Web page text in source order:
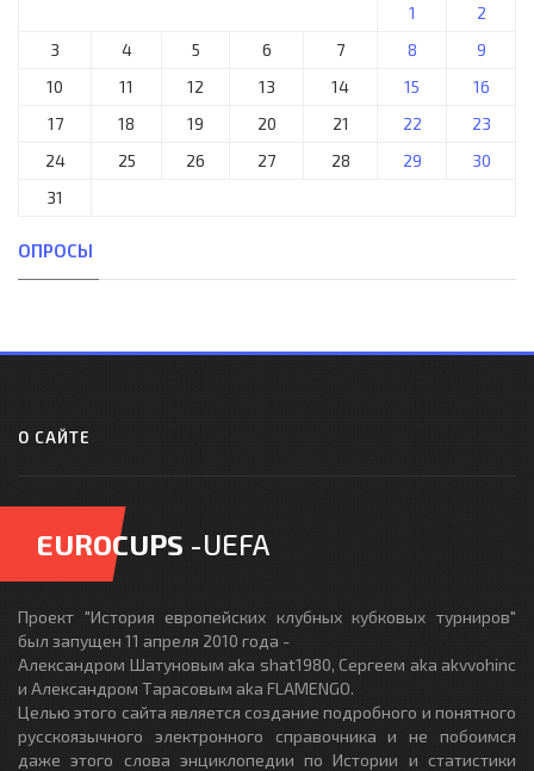
1
2
3
4 5 6 7 8
9
10
11 12 13 14 15
16
17
18 19 20 21 22
23
24
25 26 27 28 29
30
31
ОПРОСЫ
О САЙТЕ
EUROCUPS -UEFA
Проект "История европейских клубных кубковых турниров"
был запущен 11 апреля 2010 года -
Александром Шатуновым aka shat1980, Сергеем aka akvvohinc
и Александром Тарасовым aka FLAMENGO.
Целью этого сайта является создание подробного и понятного
русскоязычного электронного справочника и не побоимся
даже этого слова энциклопедии по Истории и статистики